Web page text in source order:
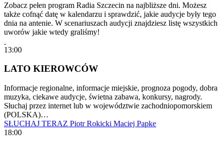
Zobacz pełen program Radia Szczecin na najbliższe dni. Możesz
także cofnąć datę w kalendarzu i sprawdzić, jakie audycje były tego
dnia na antenie. W scenariuszach audycji znajdziesz listę wszystkich
uworów jakie wtedy graliśmy!
13:00
LATO KIEROWCÓW
Informacje regionalne, informacje miejskie, prognoza pogody, dobra
muzyka, ciekawe audycje, świetna zabawa, konkursy, nagrody.
Słuchaj przez internet lub w województwie zachodniopomorskiem
(POLSKA)…
SŁUCHAJ TERAZ Piotr Rokicki Maciej Papke
18:00